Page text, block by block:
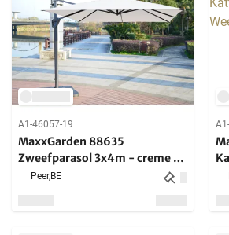
A1-46057-19
MaxxGarden 88635
Zweefparasol 3x4m - creme +
betonnen Voet
Peer,BE